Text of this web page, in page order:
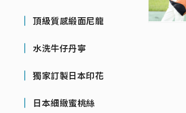
頂級質感緞面尼龍
水洗牛仔丹寧
獨家訂製日本印花
日本細緻蜜桃絲